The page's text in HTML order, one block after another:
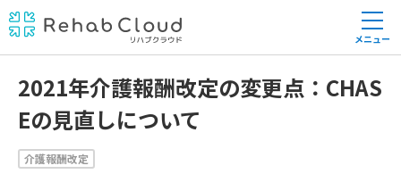
メニュー
2021年介護報酬改定の変更点：CHAS
Eの見直しについて
介護報酬改定